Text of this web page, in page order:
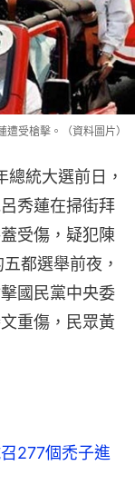
受槍擊。（資料圖片）
統大選前日，
秀蓮在掃街拜
受傷，疑犯陳
都選舉前夜，
國民黨中央委
重傷，民眾黃
277個禿子進